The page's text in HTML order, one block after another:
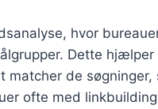
hvor
Dette
de søgninger,
ofte med